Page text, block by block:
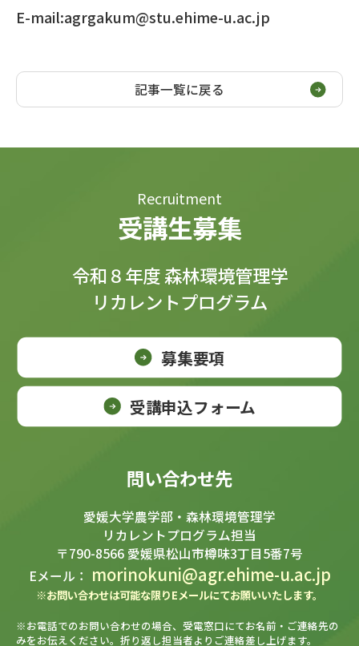
E-mail:agrgakum@stu.ehime-u.ac.jp
記事一覧に戻る
Recruitment
受講生募集
令和８年度 森林環境管理学
リカレントプログラム
募集要項
受講申込フォーム
問い合わせ先
愛媛大学農学部・森林環境管理学
リカレントプログラム担当
〒790-8566 愛媛県松山市樽味3丁目5番7号
Eメール： morinokuni@agr.ehime-u.ac.jp
※お問い合わせは可能な限りEメールにてお願いいたします。
※お電話でのお問い合わせの場合、受電窓口にてお名前・ご連絡先の
みをお伝えください。折り返し担当者よりご連絡差し上げます。